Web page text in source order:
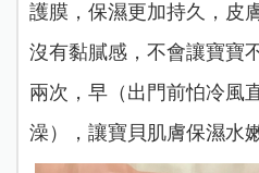
護膜，保濕更加持久，皮
沒有黏膩感，不會讓寶寶
兩次，早（出門前怕冷風
澡），讓寶貝肌膚保濕水